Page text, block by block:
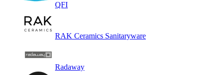
QFI
RAK Ceramics Sanitaryware
Radaway